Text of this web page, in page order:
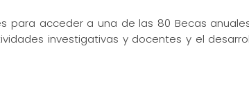
para acceder a una de las 80 Becas
investigativas y docentes y el